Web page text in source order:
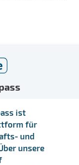
ist
für
und
unsere